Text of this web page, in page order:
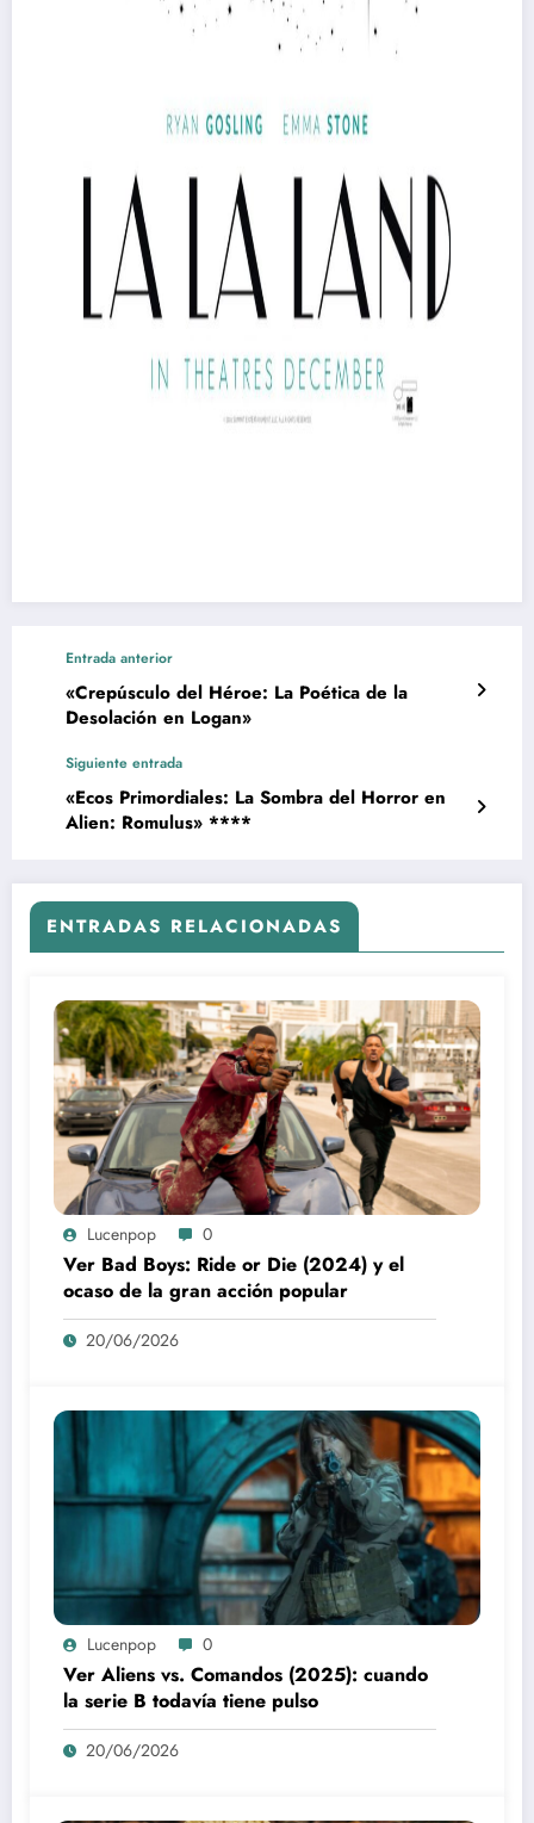
Entrada anterior
«Crepúsculo del Héroe: La Poética de la
Desolación en Logan»
Siguiente entrada
«Ecos Primordiales: La Sombra del Horror en
Alien: Romulus» ****
ENTRADAS RELACIONADAS
Lucenpop 0
Ver Bad Boys: Ride or Die (2024) y el
ocaso de la gran acción popular
20/06/2026
Lucenpop 0
Ver Aliens vs. Comandos (2025): cuando
la serie B todavía tiene pulso
20/06/2026